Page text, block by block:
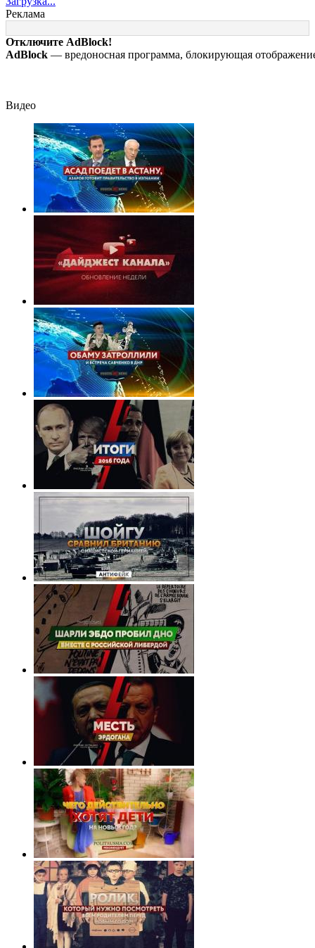
крупную войну в
Европе неизбежнойработа
причина
раскрылась
слишком
Реклама
Отключите AdBlock!
AdBlock — вредоносная программа, блокирующая
Видео